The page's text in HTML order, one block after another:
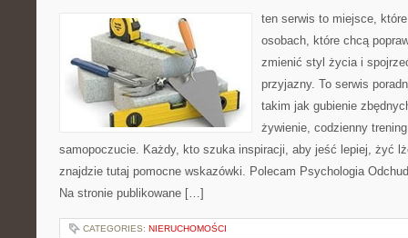
ten serwis to miejsce,
osobach, które chcą
zmienić styl życia i
przyjazny. To serwis
takim jak gubienie
żywienie, codzienny
samopoczucie. Każdy, kto szuka inspiracji, aby jeść lepiej, żyć
znajdzie tutaj pomocne wskazówki. Polecam Psychologia
Na stronie publikowane […]
CATEGORIES: NIERUCHOMOŚCI